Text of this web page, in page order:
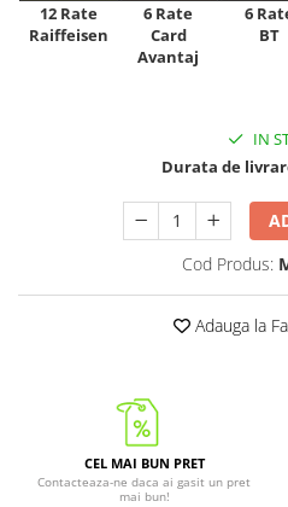
12 Rate
Raiffeisen
6 Rate
Card
Avantaj
6
BT
IN
Durata de
Cod Produs:
Adauga la
CEL MAI BUN PRET
Contacteaza-ne daca ai gasit un pret
mai bun!